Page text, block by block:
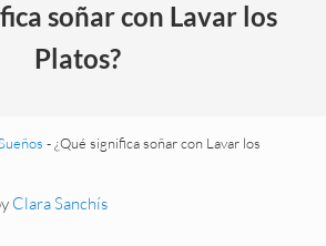
soñar con Lavar los
Platos?
-¿Qué significa soñar con Lavar los
Clara Sanchís